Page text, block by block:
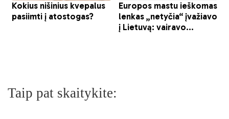
Taip pat skaitykite: